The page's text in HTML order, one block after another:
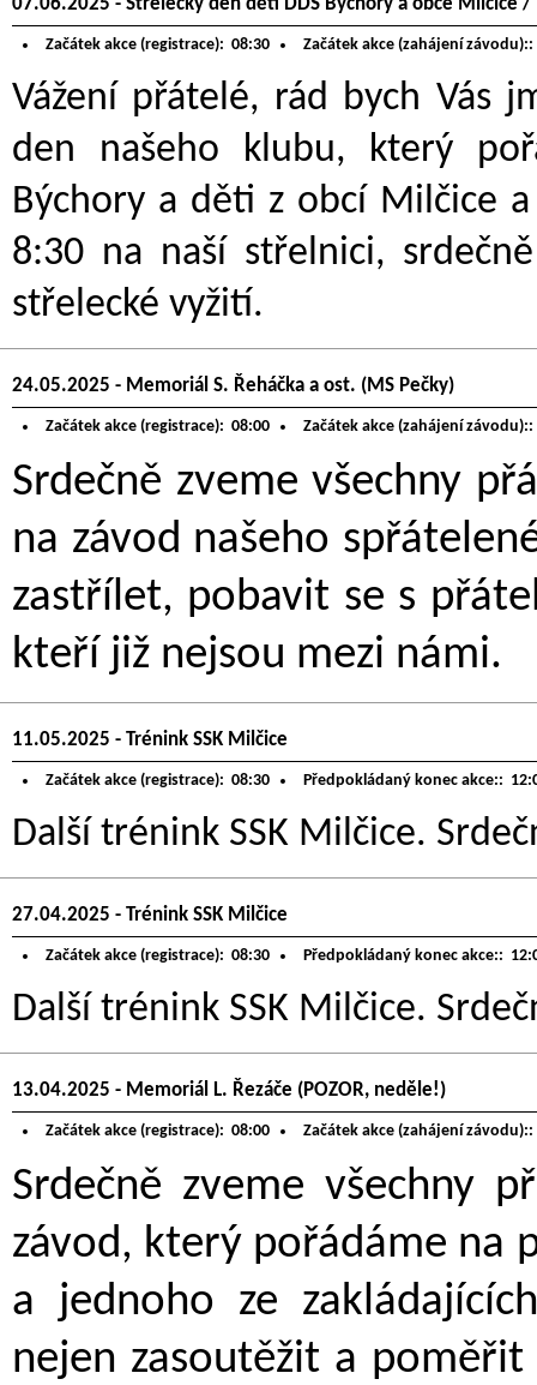
07.06.2025 - Střelecký den dětí DDŠ Býchory a obce Milčice /
Začátek akce (registrace): 08:30 Začátek akce (zahájení závodu)::
Vážení přátelé, rád bych Vás
den našeho klubu, který
Býchory a děti z obcí Milčice
8:30 na naší střelnici,
střelecké vyžití.
24.05.2025 - Memoriál S. Řeháčka a ost. (MS Pečky)
Začátek akce (registrace): 08:00 Začátek akce (zahájení závodu)::
Srdečně zveme všechny
na závod našeho
zastřílet, pobavit se s
kteří již nejsou mezi námi.
11.05.2025 - Trénink SSK Milčice
Začátek akce (registrace): 08:30 Předpokládaný konec akce::
Další trénink SSK Milčice.
27.04.2025 - Trénink SSK Milčice
Začátek akce (registrace): 08:30 Předpokládaný konec akce::
Další trénink SSK Milčice.
13.04.2025 - Memoriál L. Řezáče (POZOR, neděle!)
Začátek akce (registrace): 08:00 Začátek akce (zahájení závodu)::
Srdečně zveme všechny
závod, který pořádáme na
a jednoho ze
nejen zasoutěžit a